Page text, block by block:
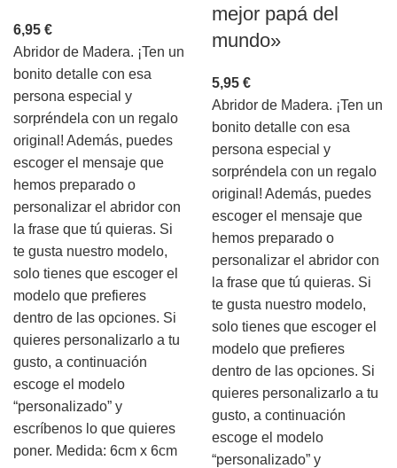
6,95 €
Abridor de Madera. ¡Ten un
bonito detalle con esa
persona especial y
sorpréndela con un regalo
original! Además, puedes
escoger el mensaje que
hemos preparado o
personalizar el abridor con
la frase que tú quieras. Si
te gusta nuestro modelo,
solo tienes que escoger el
modelo que prefieres
dentro de las opciones. Si
quieres personalizarlo a tu
gusto, a continuación
escoge el modelo
“personalizado” y
escríbenos lo que quieres
poner. Medida: 6cm x 6cm
mejor papá del
mundo»
5,95 €
Abridor de Madera. ¡Ten un
bonito detalle con esa
persona especial y
sorpréndela con un regalo
original! Además, puedes
escoger el mensaje que
hemos preparado o
personalizar el abridor con
la frase que tú quieras. Si
te gusta nuestro modelo,
solo tienes que escoger el
modelo que prefieres
dentro de las opciones. Si
quieres personalizarlo a tu
gusto, a continuación
escoge el modelo
“personalizado” y